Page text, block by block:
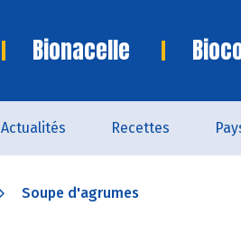
Bionacelle
Actualités Recettes
Soupe d'agrumes